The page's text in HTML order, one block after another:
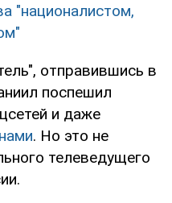
"националистом,
отправившись в
поспешил
и даже
. Но это не
телеведущего